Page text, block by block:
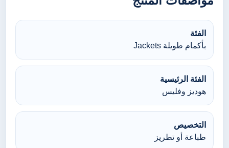
الفئة
بأكمام طويلة Jackets
الفئة الرئيسية
هوديز وفليس
التخصيص
طباعة أو تطريز